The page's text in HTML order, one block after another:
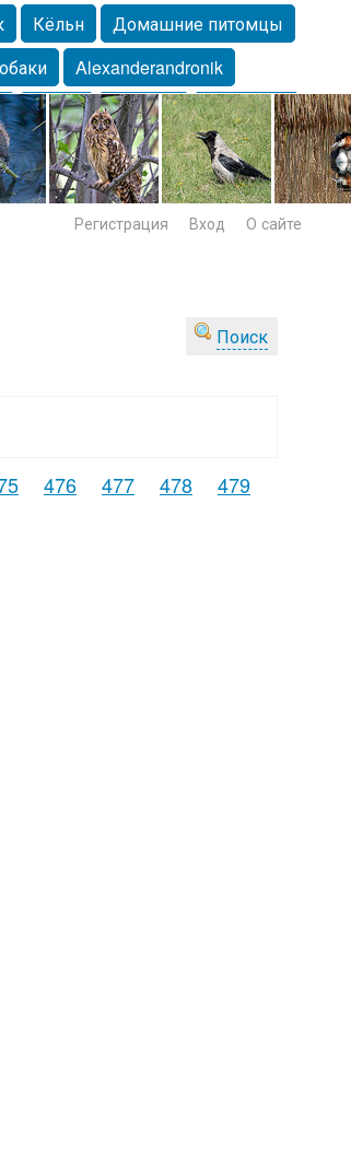
Кёльн
Домашние питомцы
Alexanderandronik
Осень Портрет
Домашние
птицы Утка Самара
Лебеди
Регистрация Вход О сайте
Поиск
476 477 478
479